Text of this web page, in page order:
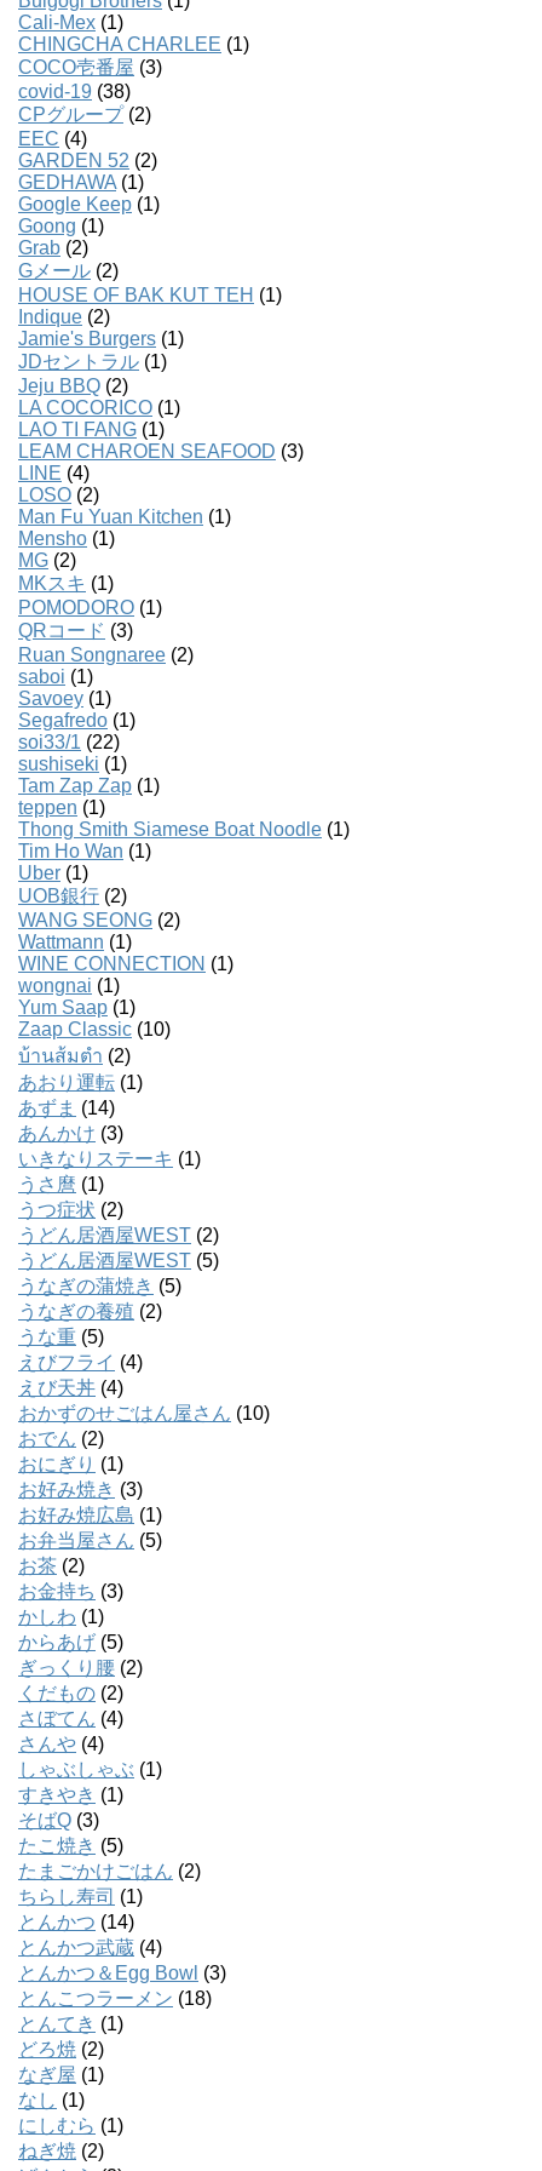
Cali-Mex (1)
CHINGCHA CHARLEE (1)
COCO壱番屋 (3)
covid-19 (38)
CPグループ(2)
EEC (4)
GARDEN 52 (2)
GEDHAWA (1)
Google Keep (1)
Goong (1)
Grab (2)
Gメール (2)
HOUSE OF BAK KUT TEH (1)
Indique (2)
Jamie's Burgers (1)
JDセントラル (1)
Jeju BBQ (2)
LA COCORICO (1)
LAO TI FANG (1)
LEAM CHAROEN SEAFOOD (3)
LINE (4)
LOSO (2)
Man Fu Yuan Kitchen (1)
Mensho (1)
MG (2)
MKスキ (1)
POMODORO (1)
QRコード (3)
Ruan Songnaree (2)
saboi (1)
Savoey (1)
Segafredo (1)
soi33/1 (22)
sushiseki (1)
Tam Zap Zap (1)
teppen (1)
Thong Smith Siamese Boat Noodle (1)
Tim Ho Wan (1)
Uber (1)
UOB銀行 (2)
WANG SEONG (2)
Wattmann (1)
WINE CONNECTION (1)
wongnai (1)
Yum Saap (1)
Zaap Classic (10)
บ้านส้มตํา (2)
あおり運転 (1)
あずま (14)
あんかけ (3)
いきなりステーキ (1)
うさ麿 (1)
うつ症状 (2)
うどん居酒屋WEST (2)
うどん居酒屋WEST (5)
うなぎの蒲焼き (5)
うなぎの養殖 (2)
うな重 (5)
えびフライ (4)
えび天丼 (4)
おかずのせごはん屋さん (10)
おでん (2)
おにぎり (1)
お好み焼き (3)
お好み焼広島 (1)
お弁当屋さん (5)
お茶 (2)
お金持ち (3)
かしわ (1)
からあげ (5)
ぎっくり腰 (2)
くだもの (2)
さぼてん (4)
さんや (4)
しゃぶしゃぶ (1)
すきやき (1)
そばQ (3)
たこ焼き (5)
たまごかけごはん (2)
ちらし寿司 (1)
とんかつ (14)
とんかつ武蔵 (4)
とんかつ＆Egg Bowl (3)
とんこつラーメン (18)
とんてき (1)
どろ焼 (2)
なぎ屋 (1)
なし (1)
にしむら (1)
ねぎ焼 (2)